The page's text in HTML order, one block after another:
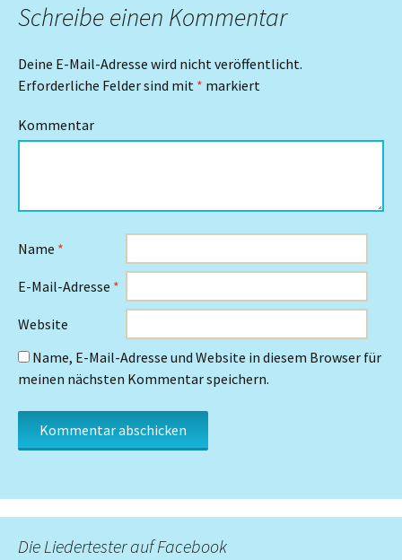
Schreibe einen Kommentar
Deine E-Mail-Adresse wird nicht veröffentlicht.
Erforderliche Felder sind mit * markiert
Kommentar
Name *
E-Mail-Adresse *
Website
Name, E-Mail-Adresse und Website in diesem Browser für
meinen nächsten Kommentar speichern.
Die Liedertester auf Facebook